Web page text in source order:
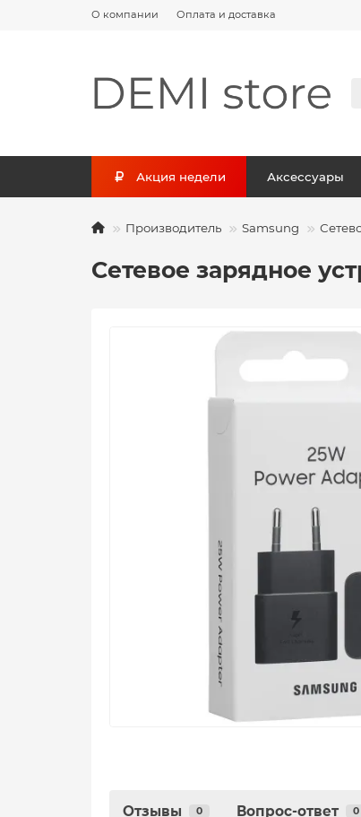
О компании Оплата и доставка
Акция недели Аксессуары
Производитель Samsung
Сетевое зарядное
Отзывы 0 Вопрос-ответ 0